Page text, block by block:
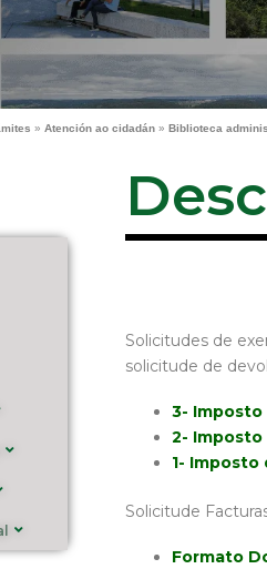
» Atención ao cidadán » Biblioteca
Solicitudes de
solicitude de
3- Imposto
2- Imposto
1- Imposto
Solicitude
Formato